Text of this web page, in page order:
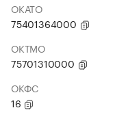
ОКАТО
75401364000
ОКТМО
75701310000
ОКФС
16